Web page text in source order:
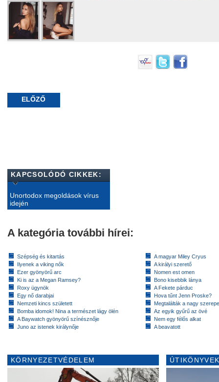
ELŐZŐ
KAPCSOLÓDÓ CIKKEK:
Unortodox megoldások vírus
idején
A kategória további hírei:
Szépség és kitartás
Ilyenek a viking nők
Ezer gyönyörű arc
Ki is az a Megan Ramsey?
Roxy ügynök
Egy nő darabjai
Nemzeti kincs született
Bomba idomok! Nina a természet lágy ölén
A Baywatch gyönyörű színésznője
Juno az istenek királynője
A magyar Miley Cryus
A királyi szerető
Nomen est omen
Bono kisebbik lánya
A Fekete párduc
Hova tűnt Jenn Proske?
Megtalálták a nagy
Az egyik gyűrű az övé
Nem egy félős alkat
A beavatott
KÖRNYEZETVÉDELEM